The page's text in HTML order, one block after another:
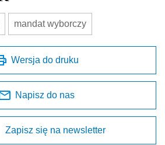
mandat wyborczy
Wersja do druku
Napisz do nas
Zapisz się na newsletter